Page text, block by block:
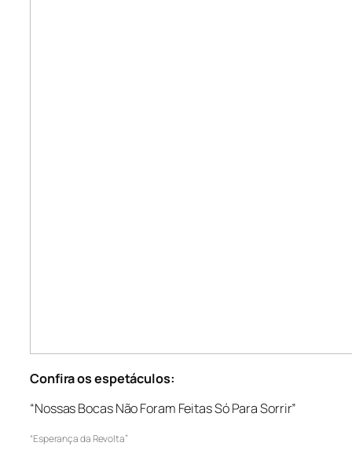
Confira os espetáculos:
“Nossas Bocas Não Foram Feitas Só Para Sorrir”
“Esperança da Revolta”